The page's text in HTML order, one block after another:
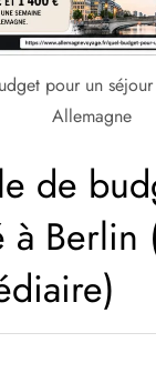
pour un séjour
Allemagne
de
à Berlin